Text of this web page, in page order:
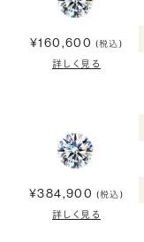
¥160,600 (税込)
詳しく見る
¥384,900 (税込)
詳しく見る